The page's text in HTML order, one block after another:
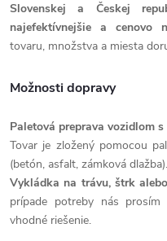
Slovenskej a Českej
najefektívnejšie a cenovo
tovaru, množstva a miesta
Možnosti dopravy
Paletová preprava vozidlom
Tovar je zložený pomocou
(betón, asfalt, zámková dlažba).
Vykládka na trávu, štrk
prípade potreby nás
vhodné riešenie.